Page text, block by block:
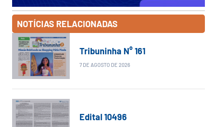
NOTÍCIAS RELACIONADAS
Tribuninha N° 161
7 DE AGOSTO DE 2026
Edital 10496